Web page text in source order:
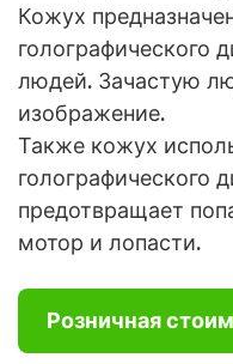
Кожух
голографического
людей. Зачастую
изображение.
Также кожух
голографического
предотвращает
мотор и лопасти.
Розничная